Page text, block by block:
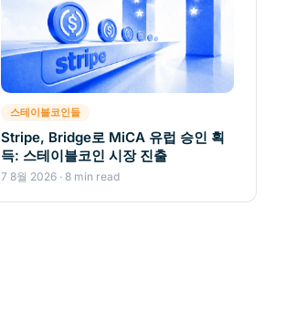
스테이블코인들
Stripe, Bridge로 MiCA 유럽 승인 획
득: 스테이블코인 시장 진출
7 8월 2026 · 8 min read